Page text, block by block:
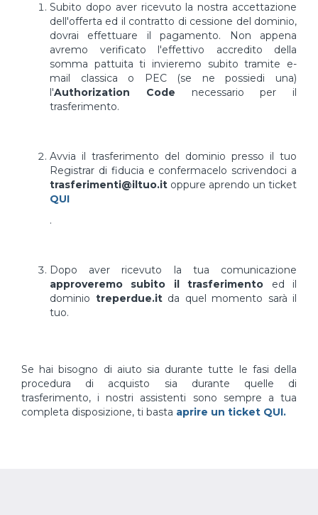
Subito dopo aver ricevuto la nostra accettazione
dell'offerta ed il contratto di cessione del dominio,
dovrai effettuare il pagamento. Non appena
avremo verificato l'effettivo accredito della
somma pattuita ti invieremo subito tramite e-
mail classica o PEC (se ne possiedi una)
l'Authorization Code necessario per il
trasferimento.
Avvia il trasferimento del dominio presso il tuo
Registrar di fiducia e confermacelo scrivendoci a
trasferimenti@iltuo.it oppure aprendo un ticket
QUI
.
Dopo aver ricevuto la tua comunicazione
approveremo subito il trasferimento ed il
dominio treperdue.itda quel momento sarà il
tuo.
Se hai bisogno di aiuto sia durante tutte le fasi della
procedura di acquisto sia durante quelle di
trasferimento, i nostri assistenti sono sempre a tua
completa disposizione, ti basta aprire un ticket QUI.